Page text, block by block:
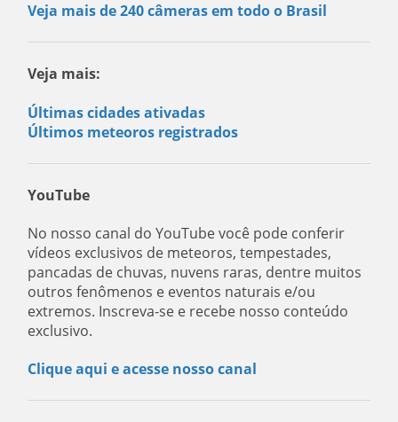
Veja mais de 240 câmeras em todo o Brasil
Veja mais:
Últimas cidades ativadas
Últimos meteoros registrados
YouTube
No nosso canal do YouTube você pode conferir
vídeos exclusivos de meteoros, tempestades,
pancadas de chuvas, nuvens raras, dentre muitos
outros fenômenos e eventos naturais e/ou
extremos. Inscreva-se e recebe nosso conteúdo
exclusivo.
Clique aqui e acesse nosso canal